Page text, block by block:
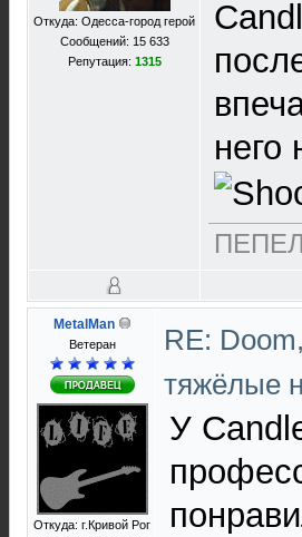
Откуда: Одесса-город герой
Сообщений: 15 633
Репутация: 1315
него
MetalMan
Ветеран
Откуда: г.Кривой Рог
RE:
тяжёлые
У